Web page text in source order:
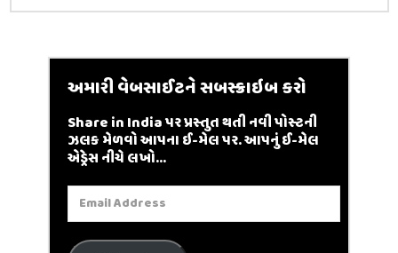
અમારી વેબસાઈટને સબસ્ક્રાઇબ કરો
Share in India પર પ્રસ્તુત થતી નવી પોસ્ટની
ઝલક મેળવો આપના ઈ-મેલ પર. આપનું ઈ-મેલ
એડ્રેસ નીચે લખો...
Email
Address